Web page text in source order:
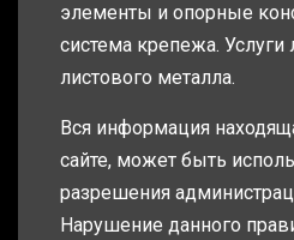
элементы и опорные
система крепежа. Услуги
листового металла.
Вся информация
сайте, может быть
разрешения
Нарушение данного